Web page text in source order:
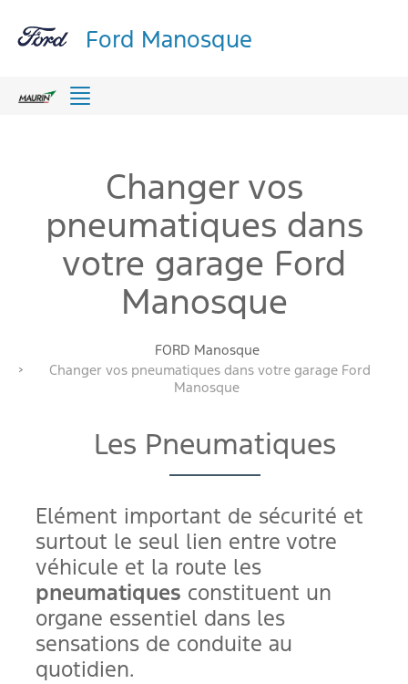
Ford Manosque
Menu
Changer vos
pneumatiques dans
votre garage Ford
Manosque
FORD Manosque
Changer vos pneumatiques dans votre garage Ford
Manosque
Les Pneumatiques
Elément important de sécurité et
surtout le seul lien entre votre
véhicule et la route les
pneumatiques constituent un
organe essentiel dans les
sensations de conduite au
quotidien.